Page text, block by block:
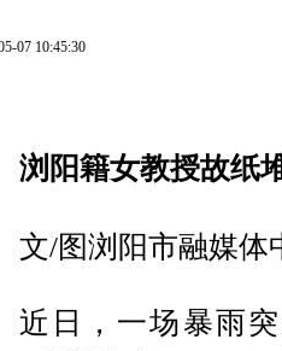
07 10:45:30
浏阳籍女教授故纸
文/图浏阳市融媒体
近日，一场暴雨